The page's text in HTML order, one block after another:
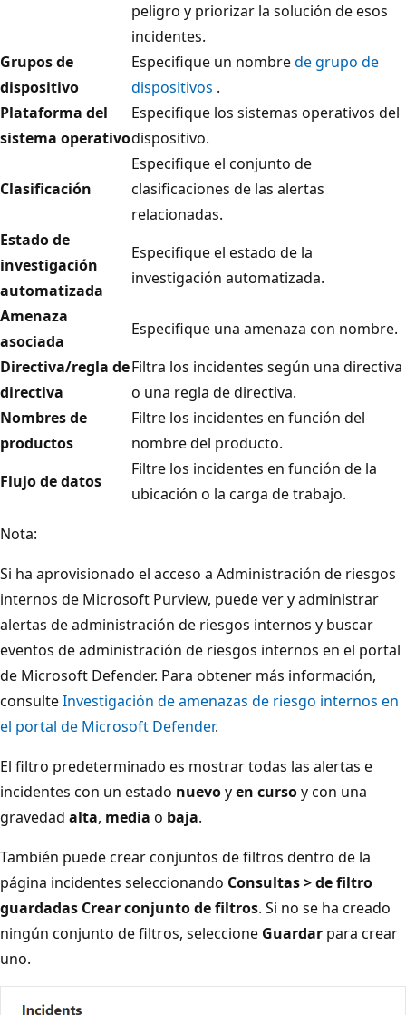
peligro y priorizar la solución de esos
incidentes.
Grupos de
dispositivo
Especifique un nombrede grupo de
dispositivos .
Plataforma del
sistema operativo
Especifique los sistemas operativos del
dispositivo.
Clasificación
Especifique el conjunto de
clasificaciones de las alertas
relacionadas.
Estado de
investigación
automatizada
Especifique el estado de la
investigación automatizada.
Amenaza
asociada
Especifique una amenaza con nombre.
Directiva/regla de
directiva
Filtra los incidentes según una directiva
o una regla de directiva.
Nombres de
productos
Filtre los incidentes en función del
nombre del producto.
Flujo de datos
Filtre los incidentes en función de la
ubicación o la carga de trabajo.
Nota:
Si ha aprovisionado el acceso a Administración de riesgos
internos de Microsoft Purview, puede ver y administrar
alertas de administración de riesgos internos y buscar
eventos de administración de riesgos internos en el portal
de Microsoft Defender. Para obtener más información,
consulteInvestigación de amenazas de riesgo internos en
el portal de Microsoft Defender.
El filtro predeterminado es mostrar todas las alertas e
incidentes con un estado nuevoyen cursoy con una
gravedad alta, media o baja.
También puede crear conjuntos de filtros dentro de la
página incidentes seleccionando Consultas > de filtro
guardadas Crear conjunto de filtros. Si no se ha creado
ningún conjunto de filtros, seleccione Guardar para crear
uno.